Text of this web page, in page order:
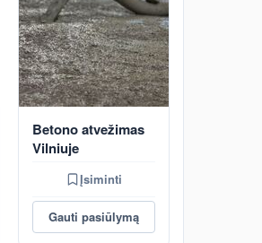
Betono atvežimas
Vilniuje
Įsiminti
Gauti pasiūlymą